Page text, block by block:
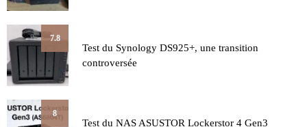
7.8
Test du Synology DS925+, une transition
controversée
8
Test du NAS ASUSTOR Lockerstor 4 Gen3